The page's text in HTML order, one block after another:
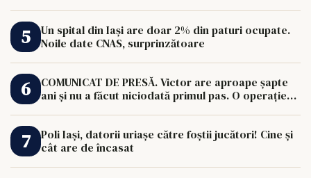
Un spital din Iași are doar 2% din paturi ocupate.
Noile date CNAS, surprinzătoare
COMUNICAT DE PRESĂ. Victor are aproape șapte
ani și nu a făcut niciodată primul pas. O operație
Poli Iași, datorii uriașe către foștii jucători! Cine și
cât are de încasat